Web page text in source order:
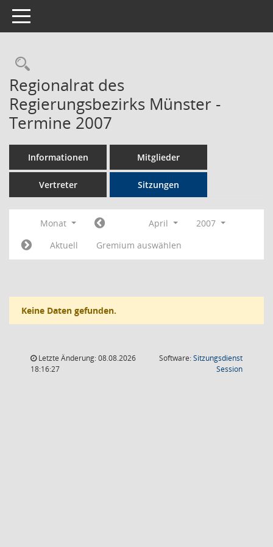
Toggle navigation
Rechercheauswahl
Regionalrat des
Regierungsbezirks Münster -
Termine 2007
Informationen Mitglieder
Vertreter Sitzungen
Monat April
2007
Aktuell
Gremium auswählen
Keine Daten gefunden.
Letzte Änderung: 08.08.2026
18:16:27
Software:Sitzungsdienst
Session(Wird in